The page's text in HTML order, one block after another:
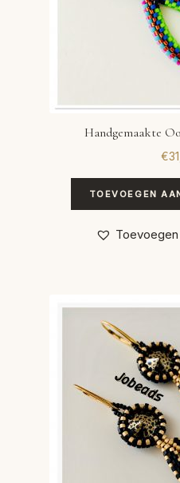
Handgemaakte
€
TOEVOEGEN